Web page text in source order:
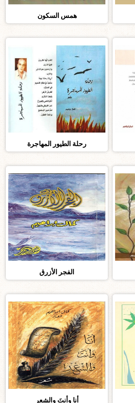
همس السكون
رحلة الطيور المهاجرة
الفجر الأزرق
أنا وأنتَ والشعر